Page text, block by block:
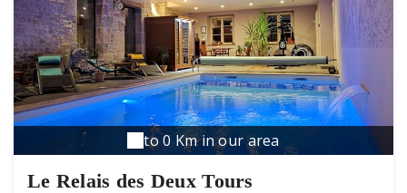
to 0 Km in our area
Le Relais des Deux Tours